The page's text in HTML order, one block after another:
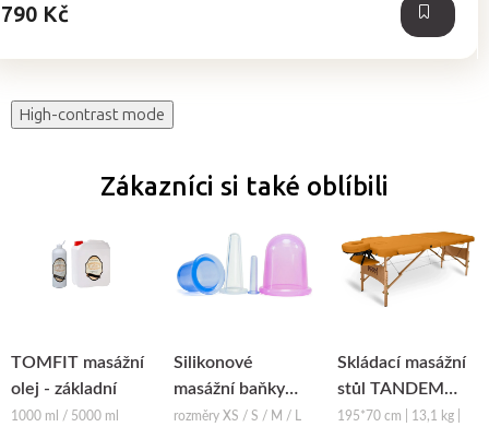
790 Kč
High-contrast mode
Zákazníci si také oblíbili
TOMFIT masážní
olej - základní
1000 ml / 5000 ml
Silikonové
masážní baňky
Fabulo Bell
rozměry XS / S / M / L
Skládací masážní
stůl TANDEM
Basic-2
195*70 cm | 13,1 kg |